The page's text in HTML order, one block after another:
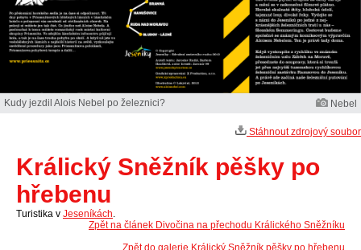
Kudy jezdil Alois Nebel po železnici? Nebel
Stáhnout zdrojový soubor
Králický Sněžník pěšky po
hřebenu
Turistika v Jeseníkách
Zpět na článek Divočina na přechodu Králického Sněžníku
Zpět do galerie Králický Sněžník pěšky po hřebenu